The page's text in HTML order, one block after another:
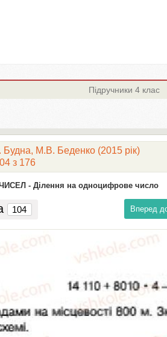
Підручники 4 клас
М.В. Беденко (2015 рік)
з 176
- Ділення на одноцифрове число
Вперед